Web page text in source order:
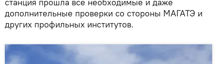
дополнительные проверки со стороны МАГАТЭ и
других профильных институтов.